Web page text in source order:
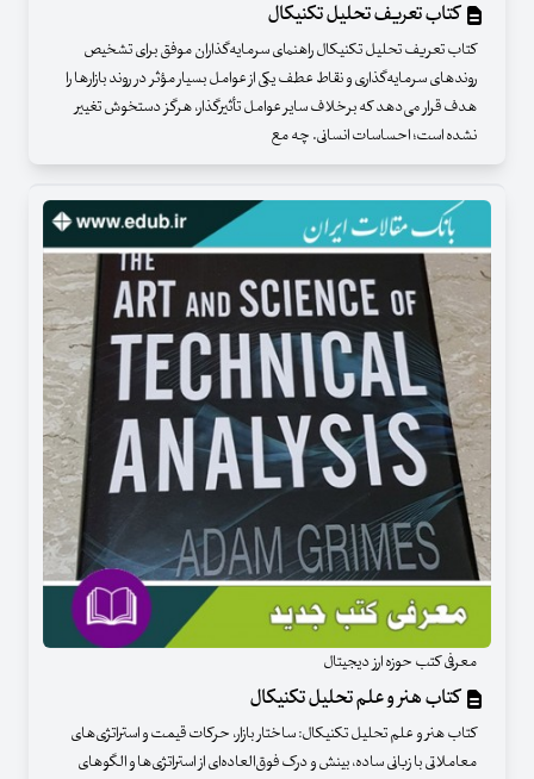
کتاب تعریف تحلیل تکنیکال
کتاب تعریف تحلیل تکنیکال راهنمای سرمایه‌گذاران موفق برای تشخیص
روندهای سرمایه‌گذاری و نقاط عطف یکی از عوامل بسیار مؤثر در روند بازارها را
هدف قرار می‌دهد که برخلاف سایر عوامل تأثیرگذار، هرگز دستخوش تغییر
نشده است؛ احساسات انسانی. چه مع
معرفی کتب حوزه ارز دیجیتال
کتاب هنر و علم تحلیل تکنیکال
کتاب هنر و علم تحلیل تکنیکال: ساختار بازار، حرکات قیمت و استراتژی‌های
معاملاتی با زبانی ساده، بینش و درک فوق‌العاده‌ای از استراتژی‌ها و الگوهای